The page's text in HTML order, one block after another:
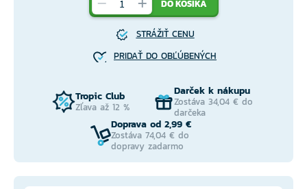
DO KOŠÍKA
STRÁŽIŤ CENU
PRIDAŤ DO OBĽÚBENÝCH
Tropic Club
Zľava až 12 %
Darček k nákupu
Zostáva 34,04 € do
darčeka
Doprava od 2,99 €
Zostáva 74,04 € do
dopravy zadarmo